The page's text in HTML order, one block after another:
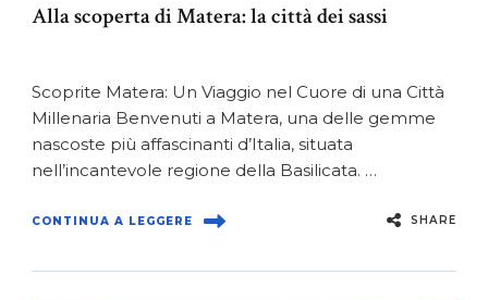
Alla scoperta di Matera: la città dei sassi
Scoprite Matera: Un Viaggio nel Cuore di una Città
Millenaria Benvenuti a Matera, una delle gemme
nascoste più affascinanti d’Italia, situata
nell’incantevole regione della Basilicata. …
CONTINUA A LEGGERE SHARE